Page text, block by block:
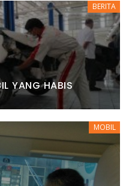
BERITA
YANG HABIS
MOBIL